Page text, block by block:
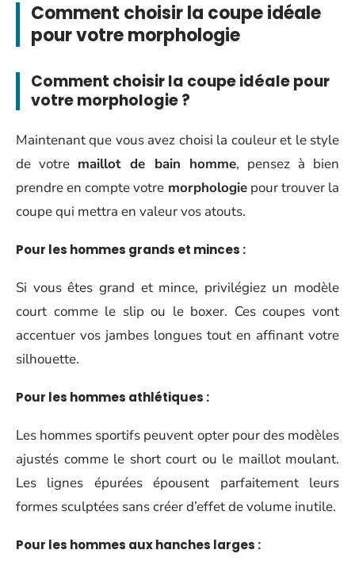
Comment choisir la coupe idéale
pour votre morphologie
Comment choisir la coupe idéalepour
votremorphologie?
Maintenant que vous avez choisi la couleur et le style
de votre maillot de bain homme, pensez à bien
prendre en compte votre morphologiepour trouver la
coupe qui mettra en valeur vos atouts.
Pour les hommes grands et minces :
Si vous êtes grand et mince, privilégiez un modèle
court comme le slip ou le boxer. Ces coupes vont
accentuer vos jambes longues tout en affinant votre
silhouette.
Pour les hommes athlétiques :
Les hommes sportifs peuvent opter pour des modèles
ajustés comme le short court ou le maillot moulant.
Les lignes épurées épousent parfaitement leurs
formes sculptées sans créer d’effet de volume inutile.
Pour les hommes aux hanches larges :